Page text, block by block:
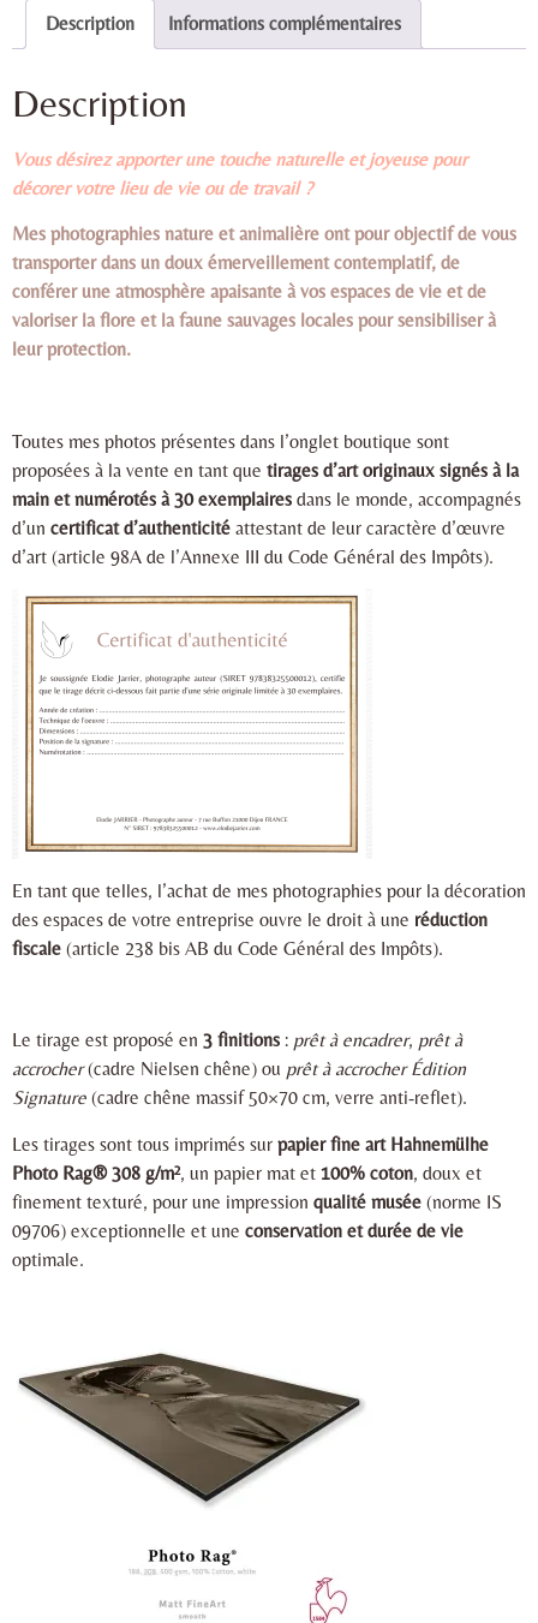
Description Informations complémentaires
Description
Vous désirez apporter une touche naturelle et joyeuse pour
décorer votre lieu de vie ou de travail ?
Mes photographies nature et animalière ont pour objectif de vous
transporter dans un doux émerveillement contemplatif, de
conférer une atmosphère apaisante à vos espaces de vie et de
valoriser la flore et la faune sauvages locales pour sensibiliser à
leur protection.
Toutes mes photos présentes dans l’onglet boutique sont
proposées à la vente en tant que tirages d’art originaux signés à la
main et numérotés à 30 exemplaires dans le monde, accompagnés
d’un certificat d’authenticité attestant de leur caractère d’œuvre
d’art (article 98A de l’Annexe III du Code Général des Impôts).
En tant que telles, l’achat de mes photographies pour la décoration
des espaces de votre entreprise ouvre le droit à une réduction
fiscale (article 238 bis AB du Code Général des Impôts).
Le tirage est proposé en 3 finitions : prêt à encadrer, prêt à
accrocher(cadre Nielsen chêne) ou prêt à accrocher Édition
Signature (cadre chêne massif 50×70 cm, verre anti-reflet).
Les tirages sont tous imprimés sur papier fine art Hahnemülhe
Photo Rag® 308 g/m², un papier mat et 100% coton, doux et
finement texturé, pour une impression qualité musée (norme IS
09706) exceptionnelle et une conservation et durée de vie
optimale.